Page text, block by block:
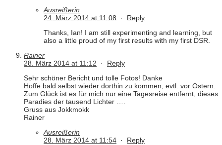
Ausreißerin
24. März 2014 at 11:08 · Reply
Thanks, Ian! I am still experimenting and learning, but
also a little proud of my first results with my first DSR.
Rainer
28. März 2014 at 11:12 · Reply
Sehr schöner Bericht und tolle Fotos! Danke
Hoffe bald selbst wieder dorthin zu kommen, evtl. vor Ostern.
Zum Glück ist es für mich nur eine Tagesreise entfernt, dieses
Paradies der tausend Lichter ….
Gruss aus Jokkmokk
Rainer
Ausreißerin
28. März 2014 at 11:54 · Reply